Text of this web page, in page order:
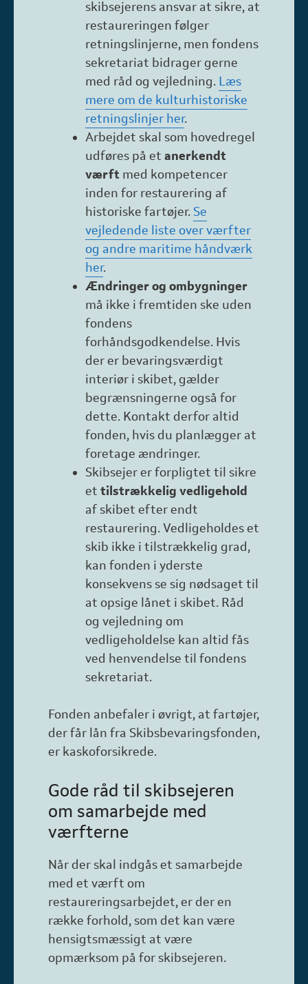
skibsejerens ansvar at sikre, at
restaureringen følger
retningslinjerne, men fondens
sekretariat bidrager gerne
med råd og vejledning. Læs
mere om de kulturhistoriske
retningslinjer her.
Arbejdet skal som hovedregel
udføres på et anerkendt
værft med kompetencer
inden for restaurering af
historiske fartøjer. Se
vejledende liste over værfter
og andre maritime håndværk
her.
Ændringer og ombygninger
må ikke i fremtiden ske uden
fondens
forhåndsgodkendelse. Hvis
der er bevaringsværdigt
interiør i skibet, gælder
begrænsningerne også for
dette. Kontakt derfor altid
fonden, hvis du planlægger at
foretage ændringer.
Skibsejer er forpligtet til sikre
et tilstrækkelig vedligehold
af skibet efter endt
restaurering. Vedligeholdes et
skib ikke i tilstrækkelig grad,
kan fonden i yderste
konsekvens se sig nødsaget til
at opsige lånet i skibet. Råd
og vejledning om
vedligeholdelse kan altid fås
ved henvendelse til fondens
sekretariat.
Fonden anbefaler i øvrigt, at fartøjer,
der får lån fra Skibsbevaringsfonden,
er kaskoforsikrede.
Gode råd til skibsejeren
om samarbejde med
værfterne
Når der skal indgås et samarbejde
med et værft om
restaureringsarbejdet, er der en
række forhold, som det kan være
hensigtsmæssigt at være
opmærksom på for skibsejeren.